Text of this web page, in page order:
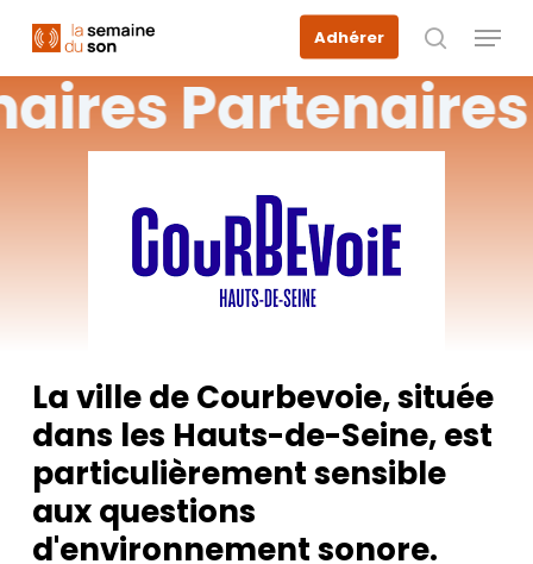
main
content
Adhérer
recherche
Menu
Partenaires
La ville de Courbevoie, située
dans les Hauts-de-Seine, est
particulièrement sensible
aux questions
d'environnement sonore.